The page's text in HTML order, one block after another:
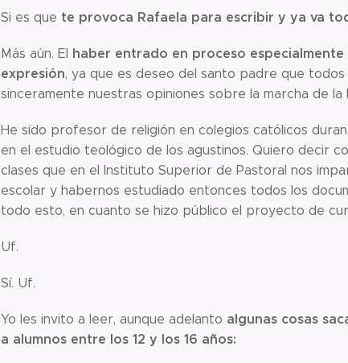
Si es que te provoca Rafaela para escribir y ya va
Más aún. El haber entrado en proceso
expresión, ya que es deseo del santo padre que
sinceramente nuestras opiniones sobre la marcha de la
He sido profesor de religión en colegios católicos
en el estudio teológico de los agustinos. Quiero decir
clases que en el Instituto Superior de Pastoral nos
escolar y habernos estudiado entonces todos los
todo esto, en cuanto se hizo público el proyecto de
Uf.
Sí. Uf.
Yo les invito a leer, aunque adelanto algunas cosas
a alumnos entre los 12 y los 16 años: